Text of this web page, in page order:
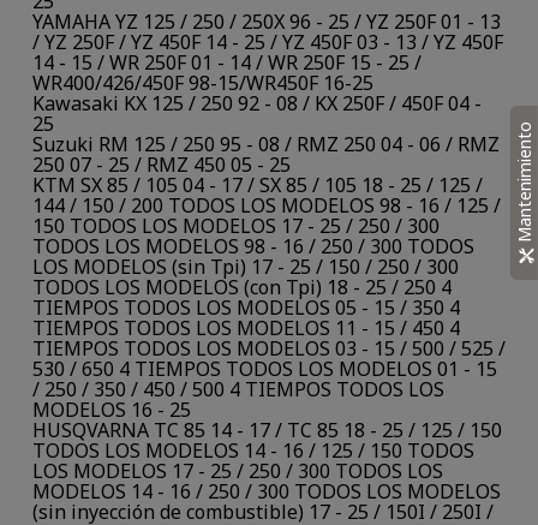
YAMAHA YZ 125 / 250 / 250X 96 - 25 / YZ 250F 01 - 13
/ YZ 250F / YZ 450F 14 - 25 / YZ 450F 03 - 13 / YZ 450F
14 - 15 / WR 250F 01 - 14 / WR 250F 15 - 25 /
WR400/426/450F 98-15/WR450F 16-25
Kawasaki KX 125 / 250 92 - 08 / KX 250F / 450F 04 -
25
Suzuki RM 125 / 250 95 - 08 / RMZ 250 04 - 06 / RMZ
250 07 - 25 / RMZ 450 05 - 25
KTM SX 85 / 105 04 - 17 / SX 85 / 105 18 - 25 / 125 /
144 / 150 / 200 TODOS LOS MODELOS 98 - 16 / 125 /
150 TODOS LOS MODELOS 17 - 25 / 250 / 300
TODOS LOS MODELOS 98 - 16 / 250 / 300 TODOS
LOS MODELOS (sin Tpi) 17 - 25 / 150 / 250 / 300
TODOS LOS MODELOS (con Tpi) 18 - 25 / 250 4
TIEMPOS TODOS LOS MODELOS 05 - 15 / 350 4
TIEMPOS TODOS LOS MODELOS 11 - 15 / 450 4
TIEMPOS TODOS LOS MODELOS 03 - 15 / 500 / 525 /
530 / 650 4 TIEMPOS TODOS LOS MODELOS 01 - 15
/ 250 / 350 / 450 / 500 4 TIEMPOS TODOS LOS
MODELOS 16 - 25
HUSQVARNA TC 85 14 - 17 / TC 85 18 - 25 / 125 / 150
TODOS LOS MODELOS 14 - 16 / 125 / 150 TODOS
LOS MODELOS 17 - 25 / 250 / 300 TODOS LOS
MODELOS 14 - 16 / 250 / 300 TODOS LOS MODELOS
(sin inyección de combustible) 17 - 25 / 150I / 250I /
Mantenimiento